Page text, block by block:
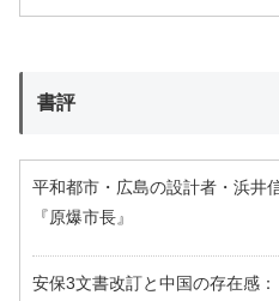
書評
平和都市・広島の設計者・浜井
『原爆市長』
安保3文書改訂と中国の存在感